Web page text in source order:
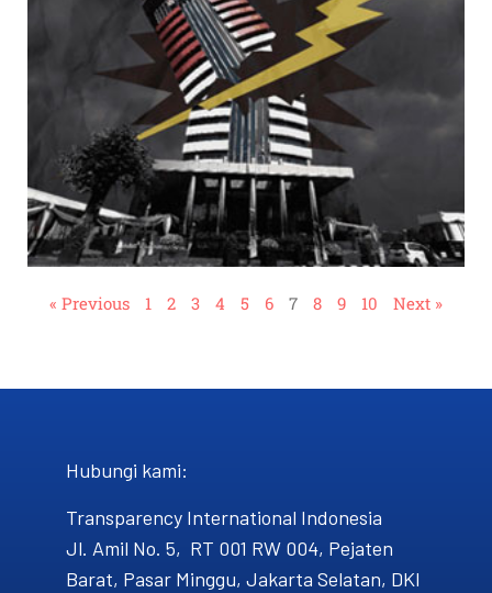
« Previous 1 2 3 4 5 6 7 8 9 10 Next »
Hubungi kami​:
Transparency International Indonesia
Jl. Amil No. 5, RT 001 RW 004, Pejaten
Barat, Pasar Minggu, Jakarta Selatan, DKI